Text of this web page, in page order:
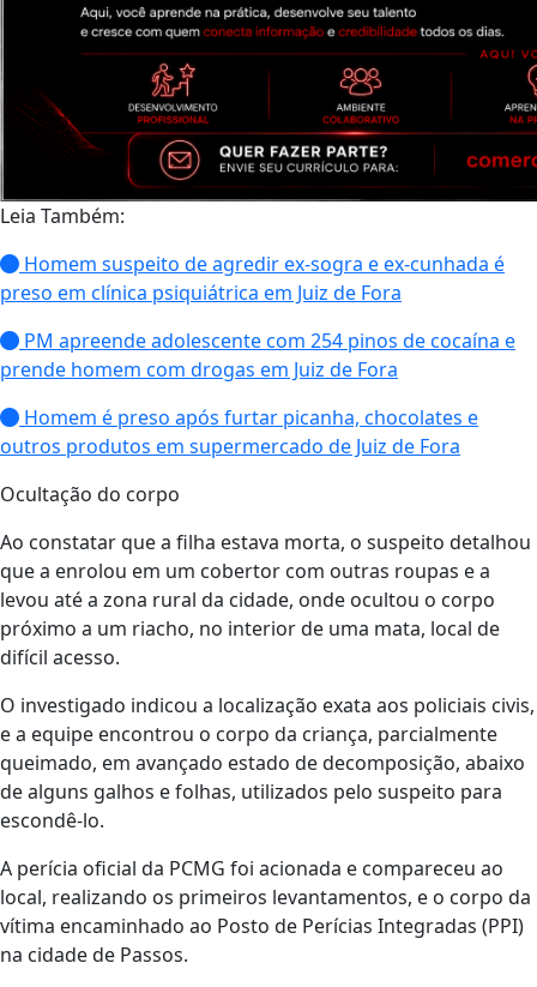
Leia Também:
Homem suspeito de agredir ex-sogra e ex-cunhada é
preso em clínica psiquiátrica em Juiz de Fora
PM apreende adolescente com 254 pinos de cocaína e
prende homem com drogas em Juiz de Fora
Homem é preso após furtar picanha, chocolates e
outros produtos em supermercado de Juiz de Fora
Ocultação do corpo
Ao constatar que a filha estava morta, o suspeito detalhou
que a enrolou em um cobertor com outras roupas e a
levou até a zona rural da cidade, onde ocultou o corpo
próximo a um riacho, no interior de uma mata, local de
difícil acesso.
O investigado indicou a localização exata aos policiais civis,
e a equipe encontrou o corpo da criança, parcialmente
queimado, em avançado estado de decomposição, abaixo
de alguns galhos e folhas, utilizados pelo suspeito para
escondê-lo.
A perícia oficial da PCMG foi acionada e compareceu ao
local, realizando os primeiros levantamentos, e o corpo da
vítima encaminhado ao Posto de Perícias Integradas (PPI)
na cidade de Passos.